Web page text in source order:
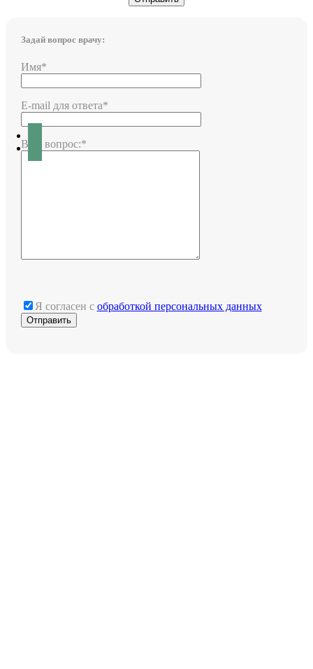
Задай вопрос врачу:
Имя*
E-mail для ответа*
Ваш вопрос:*
Я согласен с обработкой персональных данных